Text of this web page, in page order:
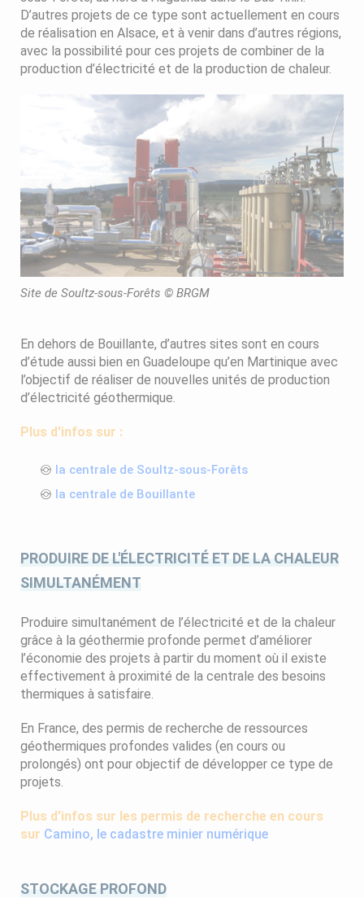
D’autres projets de ce type sont actuellement en cours
de réalisation en Alsace, et à venir dans d’autres régions,
avec la possibilité pour ces projets de combiner de la
production d’électricité et de la production de chaleur.
Site de Soultz-sous-Forêts © BRGM
En dehors de Bouillante, d’autres sites sont en cours
d’étude aussi bien en Guadeloupe qu’en Martinique avec
l’objectif de réaliser de nouvelles unités de production
d’électricité géothermique.
Plus d'infos sur :
la centrale de Soultz-sous-Forêts
la centrale de Bouillante
PRODUIRE DE L'ÉLECTRICITÉ ET DE LA CHALEUR
SIMULTANÉMENT
Produire simultanément de l’électricité et de la chaleur
grâce à la géothermie profonde permet d’améliorer
l’économie des projets à partir du moment où il existe
effectivement à proximité de la centrale des besoins
thermiques à satisfaire.
En France, des permis de recherche de ressources
géothermiques profondes valides (en cours ou
prolongés) ont pour objectif de développer ce type de
projets.
Plus d'infos sur les permis de recherche en cours
sur Camino, le cadastre minier numérique
STOCKAGE PROFOND